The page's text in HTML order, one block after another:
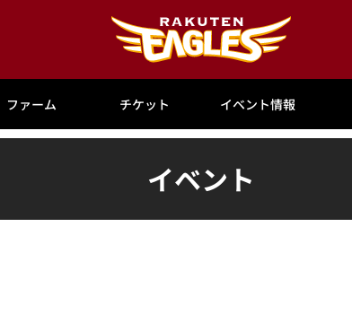
ファーム チケット イベント情報
イベント